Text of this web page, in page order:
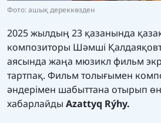
Фото: ашық дереккөзден
2025 жылдың 23 қазанында
композиторы Шәмші
аясында жаңа мюзикл фильм
тартпақ. Фильм толығымен
әндерімен шабыттана отырып
хабарлайды Azattyq Rýhy.